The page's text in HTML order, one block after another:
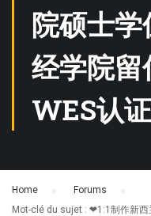
院硕士
经学院
WES认
Home Forums
Mot-clé du sujet : ❤1:1制作新西